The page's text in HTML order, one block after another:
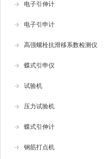
电子引伸计
电子引申计
高强螺栓抗滑移系数检测仪
蝶式引申仪
试验机
压力试验机
蝶式引伸计
钢筋打点机